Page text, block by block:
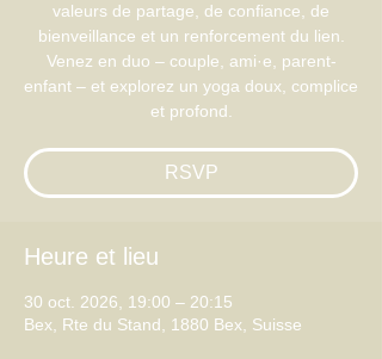
valeurs de partage, de confiance, de
bienveillance et un renforcement du lien.
Venez en duo – couple, ami·e, parent-
enfant – et explorez un yoga doux, complice
et profond.
RSVP
Heure et lieu
30 oct. 2026, 19:00 – 20:15
Bex, Rte du Stand, 1880 Bex, Suisse